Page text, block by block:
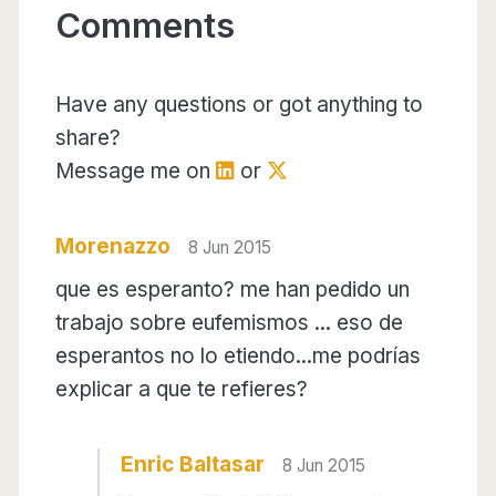
Comments
Have any questions or got anything to
share?
Message me on
or
Morenazzo 8 Jun 2015
que es esperanto? me han pedido un
trabajo sobre eufemismos ... eso de
esperantos no lo etiendo...me podrías
explicar a que te refieres?
Enric Baltasar 8 Jun 2015